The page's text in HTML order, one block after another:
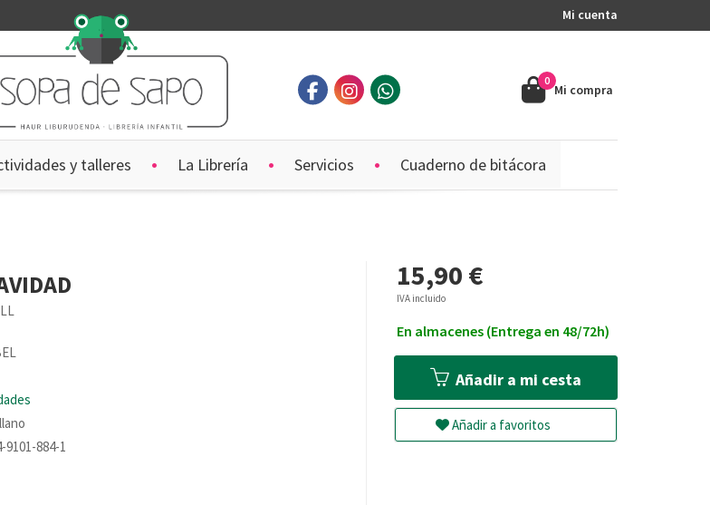
Mi cuenta
Mi compra
0
y talleres La Librería Servicios Cuaderno de bitácora
9101-884-1
15,90 €
IVA incluido
En almacenes (Entrega en 48/72h)
Añadir a mi cesta
Añadir a favoritos